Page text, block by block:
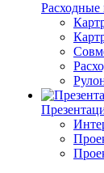
Расходные